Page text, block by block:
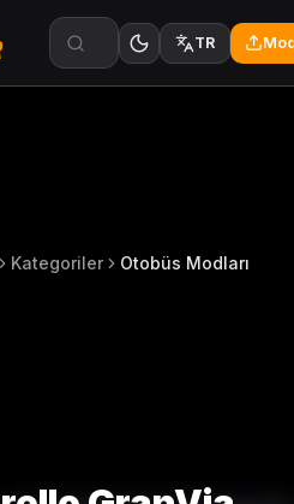
TR
Kategoriler Otobüs Modları